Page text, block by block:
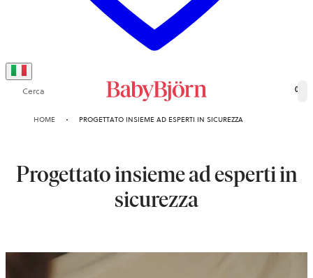
Cerca 0
HOME PROGETTATO INSIEME AD ESPERTI IN SICUREZZA
Progettato insieme ad esperti in
sicurezza